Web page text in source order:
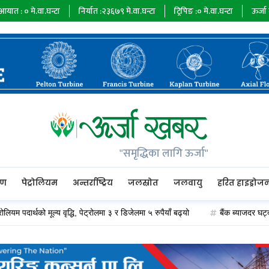
निर्यात :२३६७९मे.वा.घन्टा ट्रिपिङ :० मे.वा.घन्टा ऊर्जा माग : ७३४८५
"समृद्धिका लागि ऊर्जा"
पेट्रोलियम अन्तर्राष्ट्रिय जलस्रोत जलवायु हरित
मूल्य वृद्धि, पेट्रोलमा ३ र डिजेलमा ५ रुपैयाँ बढ्यो बैंक ब्याजदर घट्दा अप्पर